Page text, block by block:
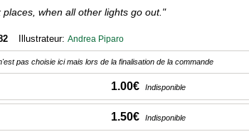
when all other lights go out."
Illustrateur: Andrea Piparo
pas choisie ici mais lors de la finalisation de la commande
1.00€ Indisponible
1.50€ Indisponible